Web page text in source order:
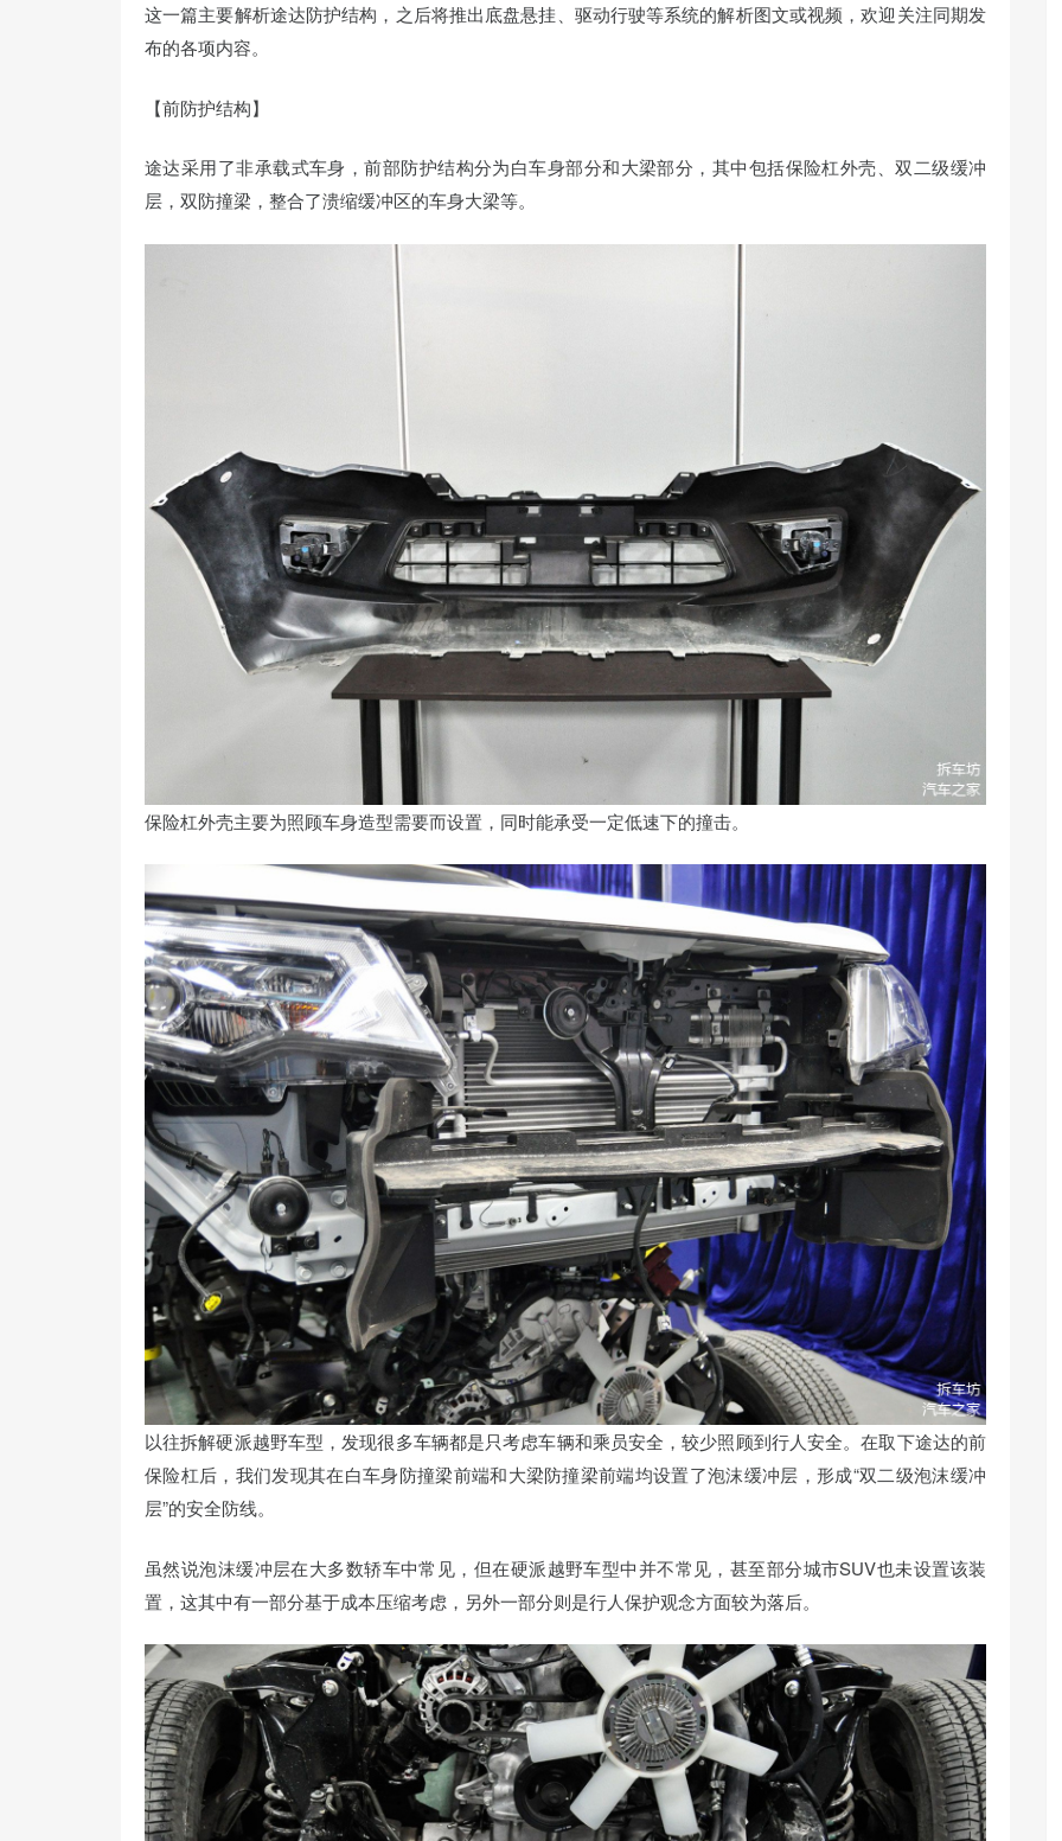
这一篇主要解析途达防护结构，之后将推出底盘悬挂、驱动行驶等系统的解析图文或视频，欢迎关注同期发
布的各项内容。
【前防护结构】
途达采用了非承载式车身，前部防护结构分为白车身部分和大梁部分，其中包括保险杠外壳、双二级缓冲
层，双防撞梁，整合了溃缩缓冲区的车身大梁等。
保险杠外壳主要为照顾车身造型需要而设置，同时能承受一定低速下的撞击。
以往拆解硬派越野车型，发现很多车辆都是只考虑车辆和乘员安全，较少照顾到行人安全。在取下途达的前
保险杠后，我们发现其在白车身防撞梁前端和大梁防撞梁前端均设置了泡沫缓冲层，形成“双二级泡沫缓冲
层”的安全防线。
虽然说泡沫缓冲层在大多数轿车中常见，但在硬派越野车型中并不常见，甚至部分城市SUV也未设置该装
置，这其中有一部分基于成本压缩考虑，另外一部分则是行人保护观念方面较为落后。